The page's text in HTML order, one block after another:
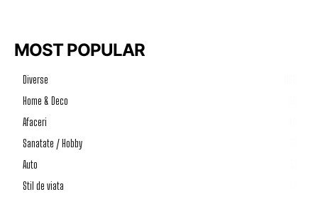
MOST POPULAR
Diverse
Home & Deco
Afaceri
Sanatate / Hobby
Auto
Stil de viata